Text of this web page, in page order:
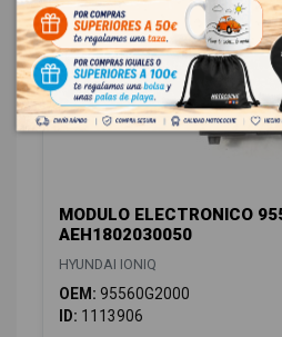
MODULO ELECTRONICO
AEH1802030050
HYUNDAI IONIQ
OEM: 95560G2000
ID: 1113906